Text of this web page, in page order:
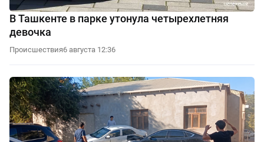
В Ташкенте в парке утонула четырехлетняя
девочка
Происшествия6 августа 12:36